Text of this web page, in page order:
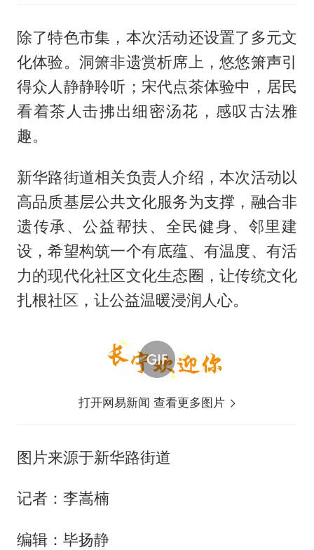
除了特色市集，本次活动还设置了多元文
化体验。洞箫非遗赏析席上，悠悠箫声引
得众人静静聆听；宋代点茶体验中，居民
看着茶人击拂出细密汤花，感叹古法雅
趣。
新华路街道相关负责人介绍，本次活动以
高品质基层公共文化服务为支撑，融合非
遗传承、公益帮扶、全民健身、邻里建
设，希望构筑一个有底蕴、有温度、有活
力的现代化社区文化生态圈，让传统文化
扎根社区，让公益温暖浸润人心。
打开网易新闻 查看更多图片
图片来源于新华路街道
记者：李嵩楠
编辑：毕扬静